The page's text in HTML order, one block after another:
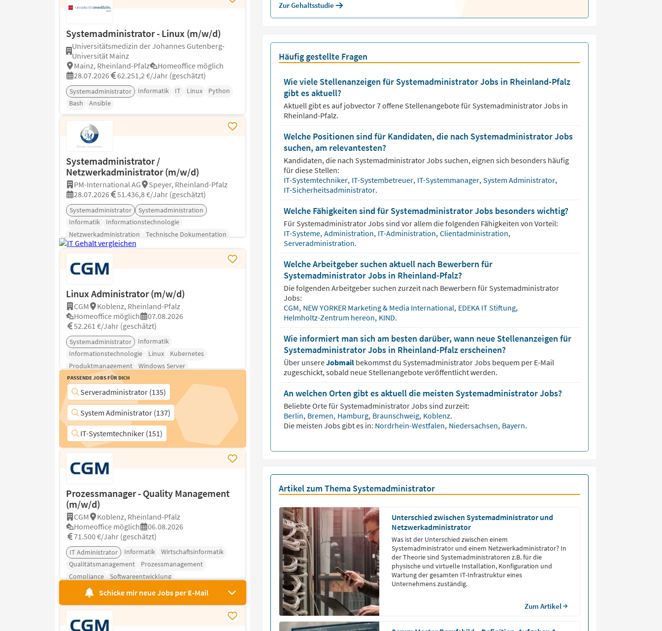
Systemadministrator - Linux (m/w/d)
Universitätsmedizin der Johannes Gutenberg-
Universität Mainz
Mainz, Rheinland-Pfalz
Homeoffice möglich
28.07.2026
62.251,2 €/Jahr (geschätzt)
Systemadministrator Informatik IT Linux
Python
Bash
Ansible
Systemadministrator /
Netzwerkadministrator (m/w/d)
PM-International AG
Speyer, Rheinland-Pfalz
28.07.2026
51.436,8 €/Jahr (geschätzt)
Systemadministrator
Systemadministration
Informatik
Informationstechnologie
Netzwerkadministration
Technische Dokumentation
Fortinet
Linux Administrator (m/w/d)
CGM
Koblenz, Rheinland-Pfalz
Homeoffice möglich
07.08.2026
52.261 €/Jahr (geschätzt)
Systemadministrator
Informatik
Informationstechnologie
Linux
Kubernetes
Produktmanagement
Windows Server
Passende Jobs für Dich
Serveradministrator (135)
System Administrator (137)
IT-Systemtechniker (151)
Prozessmanager - Quality Management
(m/w/d)
CGM
Koblenz, Rheinland-Pfalz
Homeoffice möglich
06.08.2026
71.500 €/Jahr (geschätzt)
IT Administrator Informatik
Wirtschaftsinformatik
Qualitätsmanagement
Prozessmanagement
Compliance
Softwareentwicklung
Schicke mir neue Jobs per E-Mail
Zur Gehaltsstudie
Häufig gestellte Fragen
Wie viele Stellenanzeigen für Systemadministrator Jobs in Rheinland-Pfalz
gibt es aktuell?
Aktuell gibt es auf jobvector7offene Stellenangebote für Systemadministrator Jobs in
Rheinland-Pfalz.
Welche Positionen sind für Kandidaten, die nach Systemadministrator Jobs
suchen, am relevantesten?
Kandidaten, die nach SystemadministratorJobs suchen, eignen sich besonders häufig
für diese Stellen:
IT-Systemtechniker, IT-Systembetreuer, IT-Systemmanager, System Administrator,
IT-Sicherheitsadministrator.
Welche Fähigkeiten sind für Systemadministrator Jobs besonders wichtig?
Für SystemadministratorJobs sind vor allem die folgenden Fähigkeiten von Vorteil:
IT-Systeme, Administration, IT-Administration, Clientadministration,
Serveradministration.
Welche Arbeitgeber suchen aktuell nach Bewerbern für
Systemadministrator Jobs in Rheinland-Pfalz?
Die folgenden Arbeitgeber suchen zurzeit nach Bewerbern für Systemadministrator
Jobs:
CGM, NEW YORKER Marketing & Media International, EDEKA IT Stiftung,
Helmholtz-Zentrum hereon, KIND.
Wie informiert man sich am besten darüber, wann neue Stellenanzeigen für
Systemadministrator Jobs in Rheinland-Pfalz erscheinen?
Über unsereJobmail bekommst du SystemadministratorJobs bequem per E-Mail
zugeschickt, sobald neue Stellenangebote veröffentlicht werden.
An welchen Orten gibt es aktuell die meisten Systemadministrator Jobs?
Beliebte Orte für SystemadministratorJobs sind zurzeit:
Berlin, Bremen, Hamburg, Braunschweig, Koblenz.
Die meisten Jobs gibt es in: Nordrhein-Westfalen, Niedersachsen, Bayern.
Artikel zum Thema Systemadministrator
Unterschied zwischen Systemadministrator und
Netzwerkadministrator
Was ist der Unterschied zwischen einem
Systemadministrator und einem Netzwerkadministrator? In
der Theorie sind Systemadministratoren z.B. für die
physische und virtuelle Installation, Konfiguration und
Wartung der gesamten IT-Infrastruktur eines
Unternehmens zuständig.
Zum Artikel